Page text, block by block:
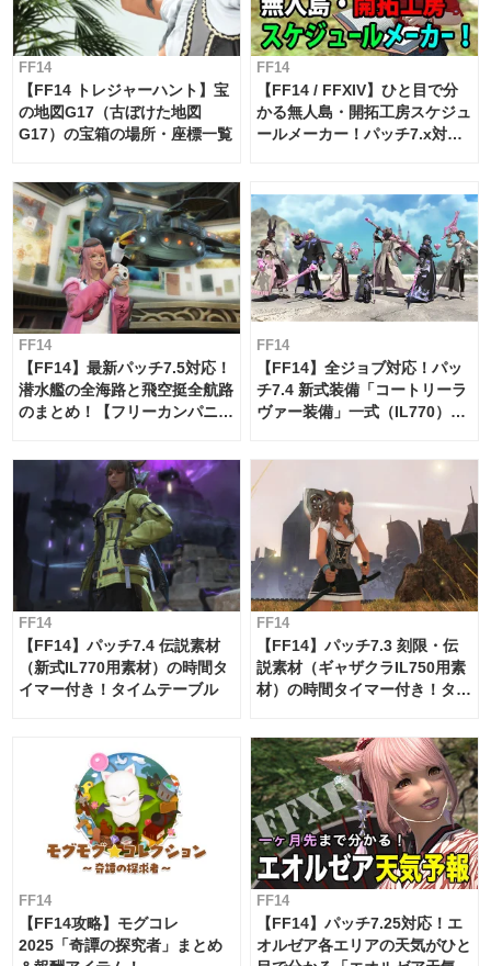
FF14
【FF14 トレジャーハント】宝
の地図G17（古ぼけた地図
G17）の宝箱の場所・座標一覧
FF14
【FF14 / FFXIV】ひと目で分
かる無人島・開拓工房スケジュ
ールメーカー！パッチ7.x対応
FF14
【FF14】最新パッチ7.5対応！
潜水艦の全海路と飛空挺全航路
のまとめ！【フリーカンパニ
FF14
【FF14】全ジョブ対応！パッ
チ7.4 新式装備「コートリーラ
ヴァー装備」一式（IL770）の
FF14
【FF14】パッチ7.4 伝説素材
（新式IL770用素材）の時間タ
イマー付き！タイムテーブル
FF14
【FF14】パッチ7.3 刻限・伝
説素材（ギャザクラIL750用素
材）の時間タイマー付き！タイ
FF14
【FF14攻略】モグコレ
2025「奇譚の探究者」まとめ
FF14
【FF14】パッチ7.25対応！エ
オルゼア各エリアの天気がひと